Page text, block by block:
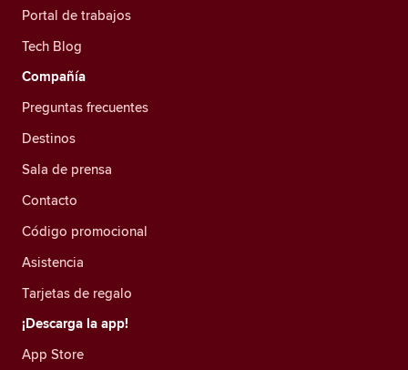
Portal de trabajos
Tech Blog
Compañía
Preguntas frecuentes
Destinos
Sala de prensa
Contacto
Código promocional
Asistencia
Tarjetas de regalo
¡Descarga la app!
App Store